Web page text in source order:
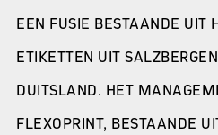
EEN FUSIE BESTAANDE UIT
ETIKETTEN UIT
DUITSLAND. HET
FLEXOPRINT, BESTAANDE